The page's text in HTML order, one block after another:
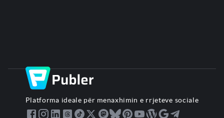
Platforma ideale për menaxhimin e rrjeteve sociale